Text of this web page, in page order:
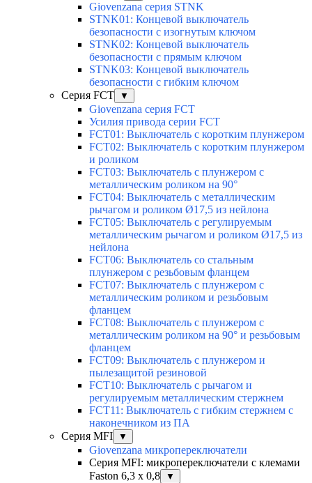
Giovenzana серия STNK
STNK01: Концевой выключатель
безопасности с изогнутым ключом
STNK02: Концевой выключатель
безопасности с прямым ключом
STNK03: Концевой выключатель
безопасности с гибким ключом
Серия FCT
▼
Giovenzana серия FCT
Усилия привода серии FCT
FCT01: Выключатель с коротким плунжером
FCT02: Выключатель с коротким плунжером
и роликом
FCT03: Выключатель с плунжером с
металлическим роликом на 90°
FCT04: Выключатель с металлическим
рычагом и роликом Ø17,5 из нейлона
FCT05: Выключатель с регулируемым
металлическим рычагом и роликом Ø17,5 из
нейлона
FCT06: Выключатель со стальным
плунжером с резьбовым фланцем
FCT07: Выключатель с плунжером с
металлическим роликом и резьбовым
фланцем
FCT08: Выключатель с плунжером с
металлическим роликом на 90° и резьбовым
фланцем
FCT09: Выключатель с плунжером и
пылезащитой резиновой
FCT10: Выключатель с рычагом и
регулируемым металлическим стержнем
FCT11: Выключатель с гибким стержнем с
наконечником из ПА
Серия MFI
▼
Giovenzana микропереключатели
Серия MFI: микропереключатели с клемами
Faston 6,3 x 0,8
▼